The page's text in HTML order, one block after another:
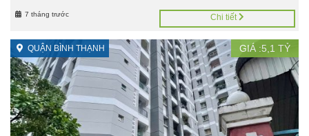
7 tháng trước Chi tiết
QUẬN BÌNH THẠNH GIÁ :5,1 TỶ